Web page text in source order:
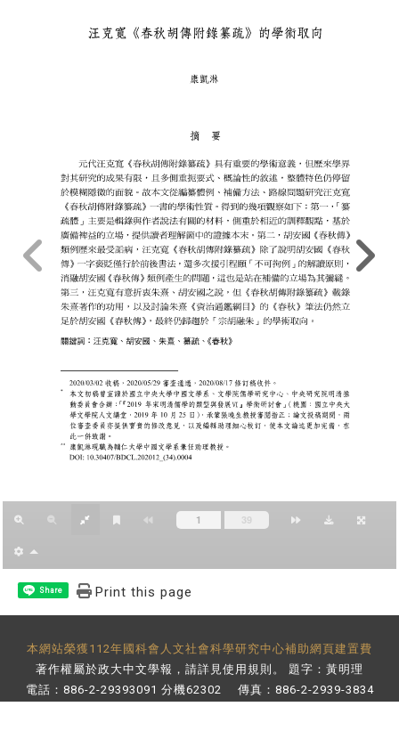
Share Print this page
本網站榮獲112年國科會人文社會科學研究中心補助網頁建置費
著作權屬於政大中文學報，請詳見使用規則 。 題字：黃明理
電話：886-2-29393091 分機62302 傳真：886-2-2939-3834